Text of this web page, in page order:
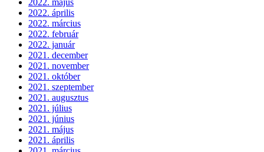
2022. május
2022. április
2022. március
2022. február
2022. január
2021. december
2021. november
2021. október
2021. szeptember
2021. augusztus
2021. július
2021. június
2021. május
2021. április